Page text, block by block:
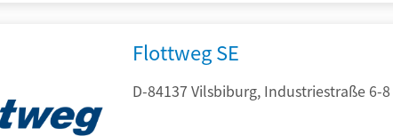
Flottweg SE
D-84137 Vilsbiburg, Industriestraße 6-8